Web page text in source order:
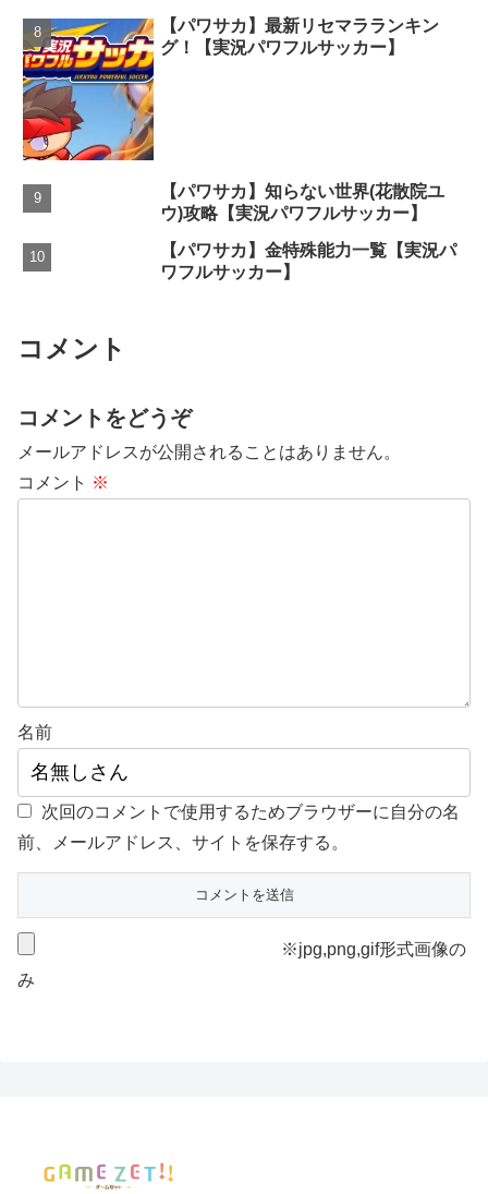
【パワサカ】最新リセマラランキン
グ！【実況パワフルサッカー】
【パワサカ】知らない世界(花散院ユ
ウ)攻略【実況パワフルサッカー】
【パワサカ】金特殊能力一覧【実況パ
ワフルサッカー】
コメント
コメントをどうぞ
メールアドレスが公開されることはありません。
コメント ※
名前
次回のコメントで使用するためブラウザーに自分の名
前、メールアドレス、サイトを保存する。
※jpg,png,gif形式画像の
み